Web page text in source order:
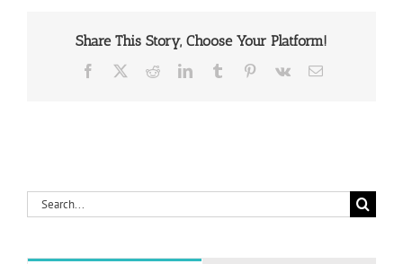
Share This Story, Choose Your Platform!
Facebook RedditLinkedInTumblr Pinterest
Vk Email
Search
for: